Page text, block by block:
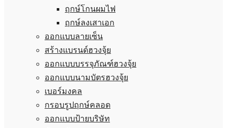
ฤกษ์โกนผมไฟ
ฤกษ์ลงเสาเอก
ออกแบบลายเซ็น
สร้างแบรนด์ฮวงจุ้ย
ออกแบบบรรจุภัณฑ์ฮวงจุ้ย
ออกแบบนามบัตรฮวงจุ้ย
เบอร์มงคล
กรอบรูปฤกษ์คลอด
ออกแบบป้ายบริษัท